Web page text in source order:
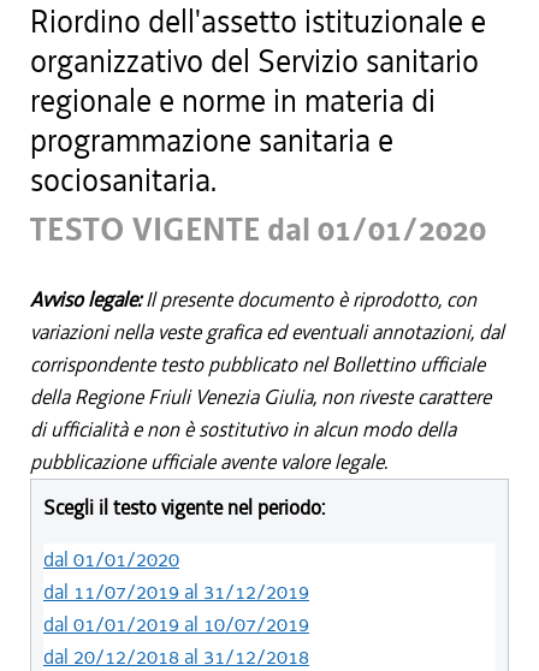
Riordino dell'assetto istituzionale e
organizzativo del Servizio sanitario
regionale e norme in materia di
programmazione sanitaria e
sociosanitaria.
TESTO VIGENTE dal 01/01/2020
Avviso legale:Il presente documento è riprodotto, con
variazioni nella veste grafica ed eventuali annotazioni, dal
corrispondente testo pubblicato nel Bollettino ufficiale
della Regione Friuli Venezia Giulia, non riveste carattere
di ufficialità e non è sostitutivo in alcun modo della
pubblicazione ufficiale avente valore legale.
Scegli il testo vigente nel periodo:
dal 01/01/2020
dal 11/07/2019 al 31/12/2019
dal 01/01/2019 al 10/07/2019
dal 20/12/2018 al 31/12/2018